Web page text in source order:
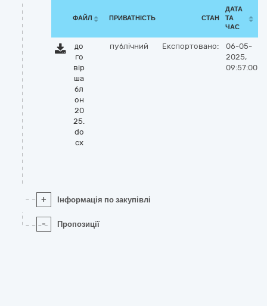
ФАЙЛ ПРИВАТНІСТЬ СТАН
ДАТА
ТА
ЧАС
до
го
вір
ша
бл
он
20
25.
do
cx
публічний Експортовано:
06-05-
2025,
09:57:00
+ Інформація по закупівлі
- Пропозиції